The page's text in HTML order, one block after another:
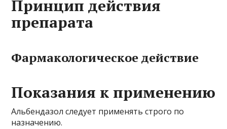
Принцип действия
препарата
Фармакологическое действие
Показания к применению
Альбендазол следует применять строго по
назначению.